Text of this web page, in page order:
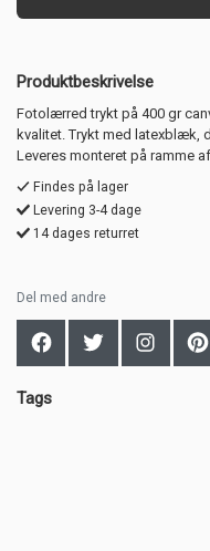
Produktbeskrivelse
Fotolærred trykt på 400 gr
kvalitet. Trykt med latexblæk,
Leveres monteret på ramme
Findes på lager
Levering 3-4 dage
14 dages returret
Del med andre
Tags